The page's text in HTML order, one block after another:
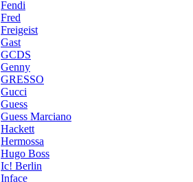
Fendi
Fred
Freigeist
Gast
GCDS
Genny
GRESSO
Gucci
Guess
Guess Marciano
Hackett
Hermossa
Hugo Boss
Ic! Berlin
Inface